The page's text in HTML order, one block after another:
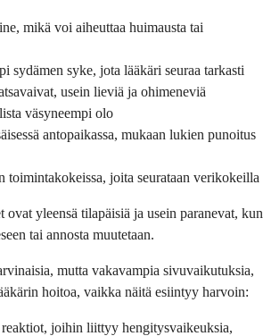
mikä voi aiheuttaa huimausta tai
sydämen syke, jota lääkäri seuraa tarkasti
usein lieviä ja ohimeneviä
väsyneempi olo
antopaikassa, mukaan lukien punoitus
toimintakokeissa, joita seurataan verikokeilla
ovat yleensä tilapäisiä ja usein paranevat, kun
tai annosta muutetaan.
mutta vakavampia sivuvaikutuksia,
hoitoa, vaikka näitä esiintyy harvoin:
joihin liittyy hengitysvaikeuksia,